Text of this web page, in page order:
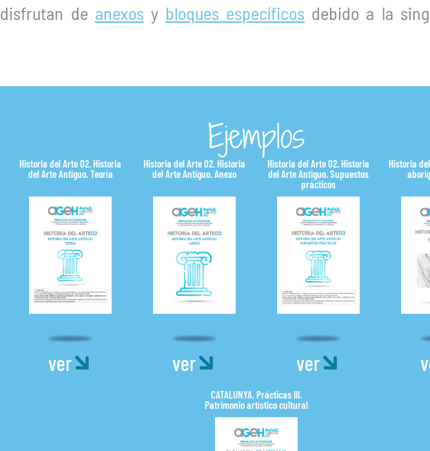
disfrutan de anexos y bloques específicos debido a la
Ejemplos
Historia del Arte 02. Historia
del Arte Antiguo. Teoría
ver
Historia del Arte 02. Historia
del Arte Antiguo. Anexo
ver
Historia del Arte 02. Historia
del Arte Antiguo. Supuestos
prácticos
ver
Historia
CATALUNYA. Prácticas III.
Patrimonio artístico cultural